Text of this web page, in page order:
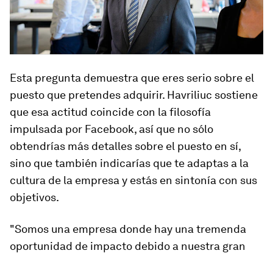
Esta pregunta demuestra que eres serio sobre el
puesto que pretendes adquirir. Havriliuc sostiene
que esa actitud coincide con la filosofía
impulsada por Facebook, así que no sólo
obtendrías más detalles sobre el puesto en sí,
sino que también indicarías que te adaptas a la
cultura de la empresa y estás en sintonía con sus
objetivos.
"Somos una empresa donde hay una tremenda
oportunidad de impacto debido a nuestra gran